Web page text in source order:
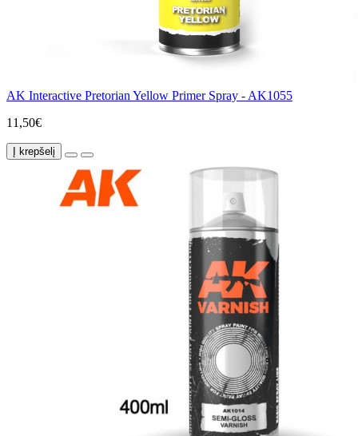
AK Interactive Pretorian Yellow Primer Spray - AK1055
11,50€
Į krepšelį